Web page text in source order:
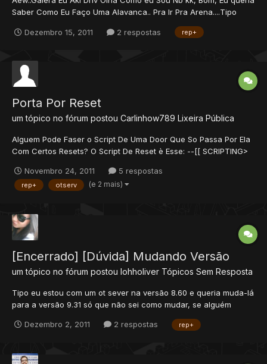
Saber Como Eu Faço Uma Alavanca.. Pra Ir Pra Arena....Tipo
quero Saber Como Eu Boto Pra Ela Ir Pra DenTro DA Arena... Vlw
Dezembro 15, 2011 2 respostas rep+
Porta Por Reset
um tópico no fórum postou Carlinhow789 Lixeira Pública
Alguem Pode Faser o Script De Uma Door Que So Passa Por Ela
Com Certos Resets? O Script De Reset è Esse: --[[ SCRIPTING>
MarcelloMkez Versão: 1.0 TFS: 0.3.6 Testado em: 8.50 Fórum: w...
Novembro 24, 2011 5 respostas
rep+ otserv (e 2 mais)
[Encerrado] [Dúvida] Mudando Versão
um tópico no fórum postou lohholiver Tópicos Sem Resposta
Tipo eu estou com um ot sever na versão 8.60 e queria muda-lá
para a versão 9.31 só que não sei como mudar, se alguém
Dezembro 2, 2011
2 respostas rep+